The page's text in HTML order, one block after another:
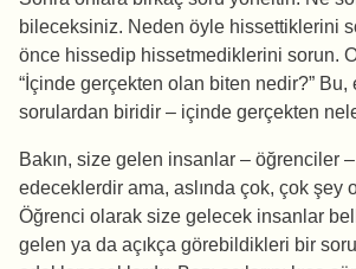
bileceksiniz. Neden öyle hissettiklerini
önce hissedip hissetmediklerini sorun.
“İçinde gerçekten olan biten nedir?” Bu,
sorulardan biridir – içinde gerçekten
Bakın, size gelen insanlar – öğrenciler
edeceklerdir ama, aslında çok, çok şey
Öğrenci olarak size gelecek insanlar
gelen ya da açıkça görebildikleri bir